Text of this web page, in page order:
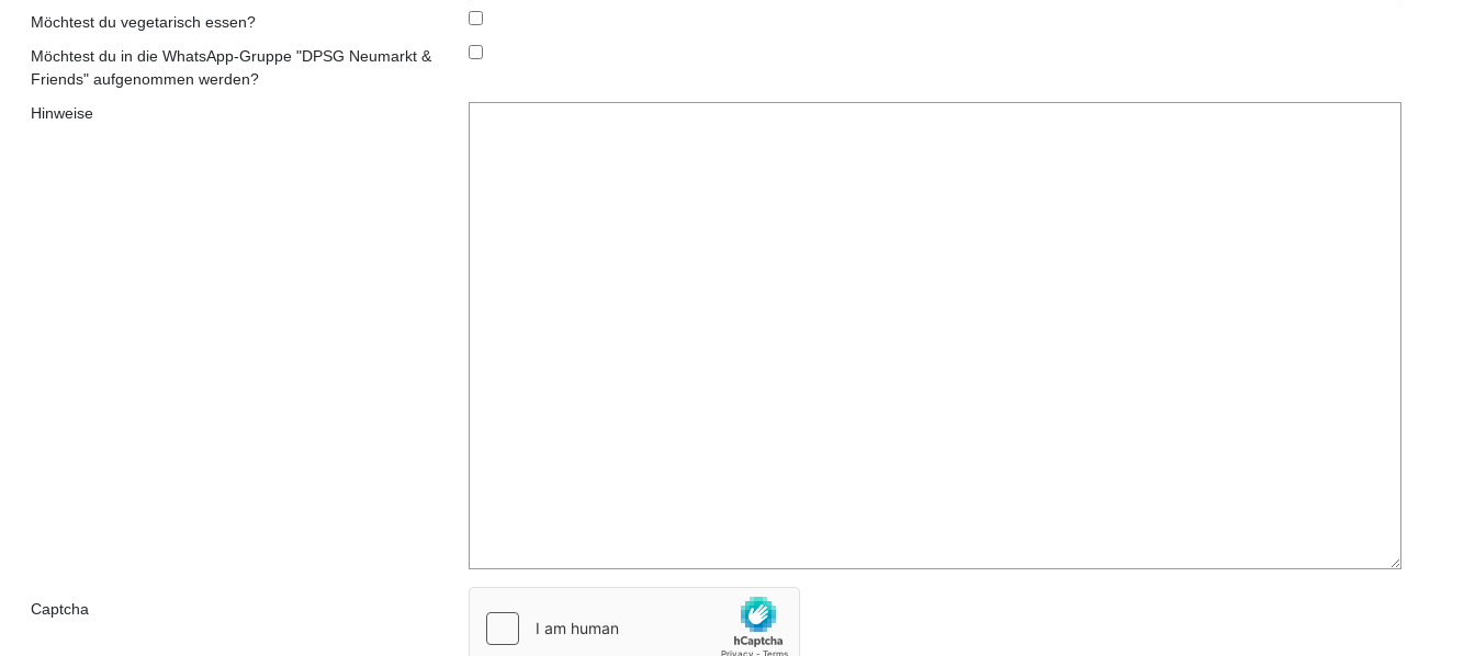
Möchtest du vegetarisch essen?
Möchtest du in die WhatsApp-Gruppe "DPSG Neumarkt &
Friends" aufgenommen werden?
Hinweise
Captcha